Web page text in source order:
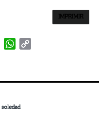
IMPRIMIR
TelegramWhatsApp